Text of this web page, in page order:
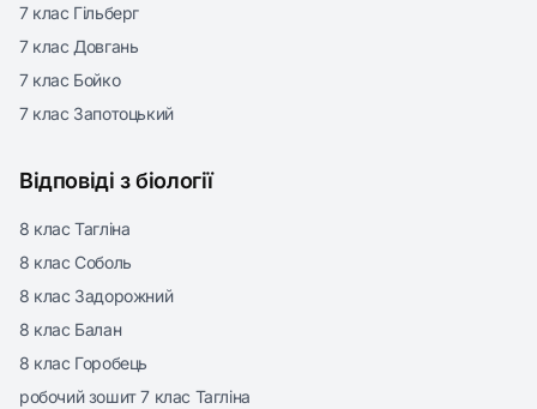
7 клас Гільберг
7 клас Довгань
7 клас Бойко
7 клас Запотоцький
Відповіді з біології
8 клас Тагліна
8 клас Соболь
8 клас Задорожний
8 клас Балан
8 клас Горобець
робочий зошит 7 клас Тагліна